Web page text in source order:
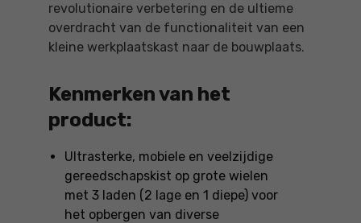
revolutionaire verbetering en de ultieme
overdracht van de functionaliteit van een
kleine werkplaatskast naar de bouwplaats.
Kenmerken van het
product:
Ultrasterke, mobiele en veelzijdige
gereedschapskist op grote wielen
met 3 laden (2 lage en 1 diepe) voor
het opbergen van diverse